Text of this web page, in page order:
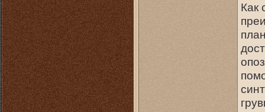
Как